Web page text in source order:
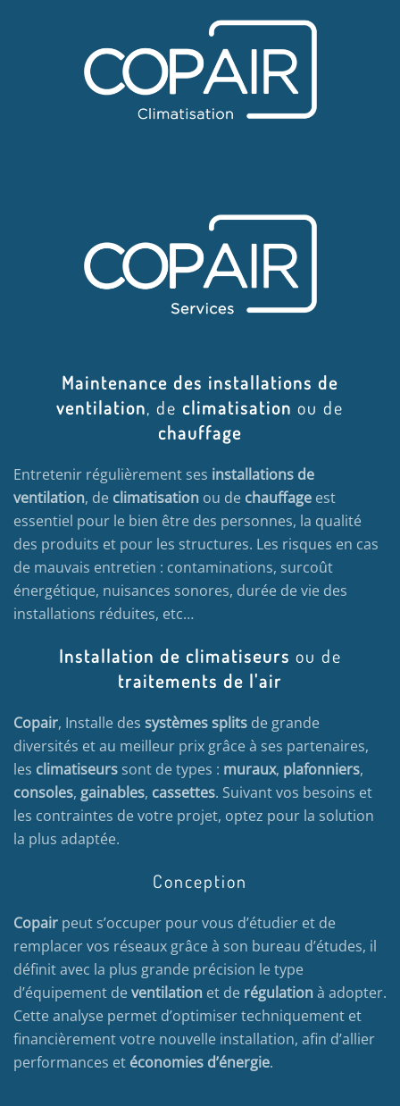
Maintenance des installations de
ventilation, de climatisation ou de
chauffage
Entretenir régulièrement ses installations de
ventilation, de climatisation ou de chauffage est
essentiel pour le bien être des personnes, la qualité
des produits et pour les structures. Les risques en cas
de mauvais entretien : contaminations, surcoût
énergétique, nuisances sonores, durée de vie des
installations réduites, etc…
Installation de climatiseurs ou de
traitements de l'air
Copair, Installe des systèmes splits de grande
diversités et au meilleur prix grâce à ses partenaires,
les climatiseurs sont de types : muraux, plafonniers,
consoles, gainables, cassettes. Suivant vos besoins et
les contraintes de votre projet, optez pour la solution
la plus adaptée.
Conception
Copair peut s’occuper pour vous d’étudier et de
remplacer vos réseaux grâce à son bureau d’études, il
définit avec la plus grande précision le type
d’équipement deventilation et de régulationà adopter.
Cette analyse permet d’optimiser techniquement et
financièrement votre nouvelle installation, afin d’allier
performances et économies d’énergie.